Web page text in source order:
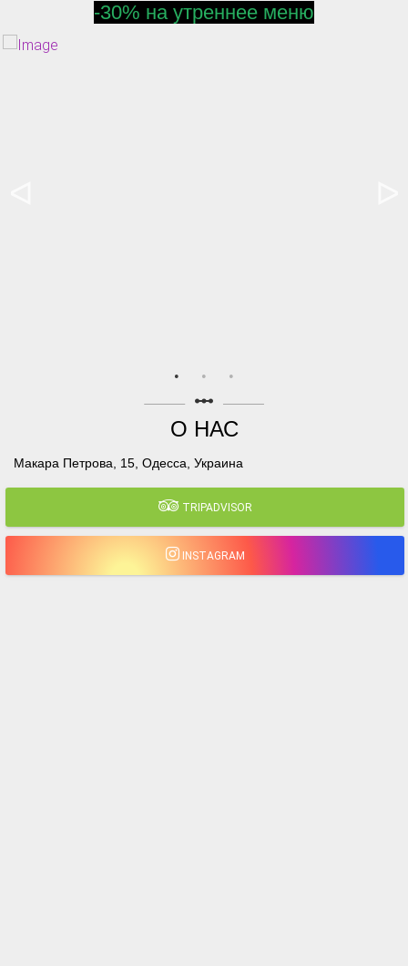
-30% на утреннее меню
linear_scale
О НАС
Макара Петрова, 15, Одесса, Украина
TRIPADVISOR
INSTAGRAM